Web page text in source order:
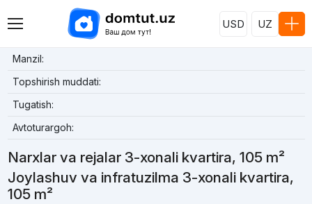
USD UZ
Manzil:
Topshirish muddati:
Tugatish:
Avtoturargoh:
Narxlar va rejalar 3-xonali kvartira, 105 m²
Joylashuv va infratuzilma 3-xonali kvartira,
105 m²